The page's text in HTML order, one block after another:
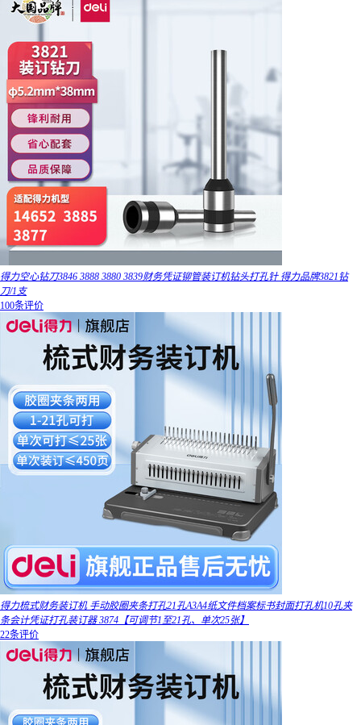
得力空心钻刀3846 3888 3880 3839财务凭证铆管装订机钻头打孔针 得力品牌3821钻
刀/1支
100条评价
得力梳式财务装订机 手动胶圈夹条打孔21孔A3A4纸文件档案标书封面打孔机10孔夹
条会计凭证打孔装订器 3874【可调节1至21孔、单次25张】
22条评价